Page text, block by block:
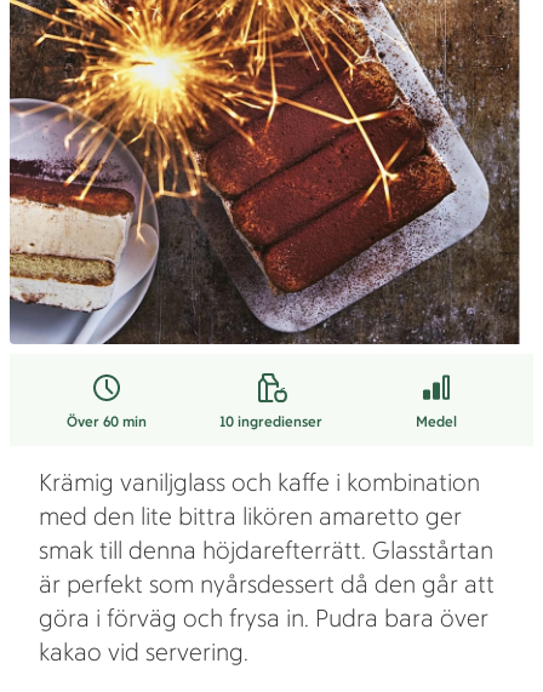
Över 60 min 10ingredienser Medel
Krämig vaniljglass och kaffe i kombination
med den lite bittra likören amaretto ger
smak till denna höjdarefterrätt. Glasstårtan
är perfekt som nyårsdessert då den går att
göra i förväg och frysa in. Pudra bara över
kakao vid servering.